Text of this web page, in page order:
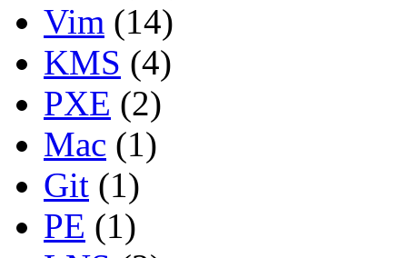
Vim (14)
KMS (4)
PXE (2)
Mac (1)
Git (1)
PE (1)